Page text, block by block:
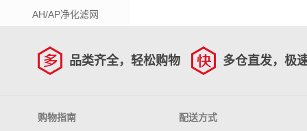
AH/AP净化滤网
品类齐全，轻松购物 多仓直发，极
购物指南 配送方式